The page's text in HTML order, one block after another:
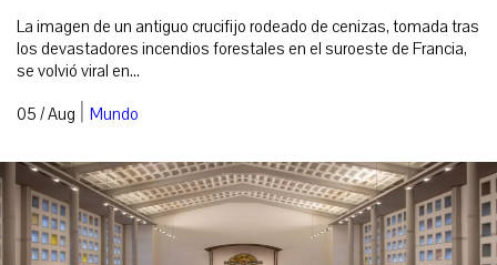
La imagen de un antiguo crucifijo rodeado de cenizas, tomada tras
los devastadores incendios forestales en el suroeste de Francia,
se volvió viral en...
05 / Aug | Mundo